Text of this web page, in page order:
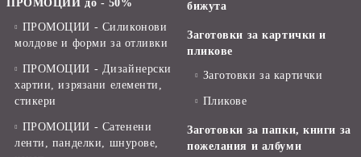
ПРОМОЦИИ до - 50%
ПРОМОЦИИ - Силиконови
молдове и форми за отливки
ПРОМОЦИИ - Дизайнерски
хартии, изрязани елементи,
стикери
ПРОМОЦИИ - Сатенени
ленти, панделки, шнурове,
бижута
Заготовки за картички и
пликове
Заготовки за картички
Пликове
Заготовки за папки, книги за
пожелания и албуми